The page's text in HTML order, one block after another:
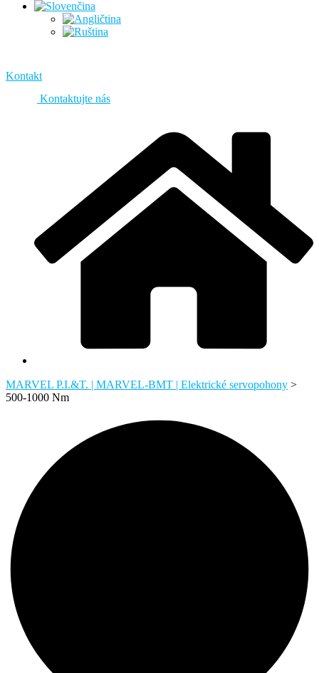
Kontakt
Kontaktujte nás
MARVEL P.I.&T. | MARVEL-BMT | Elektrické servopohony >
500-1000 Nm